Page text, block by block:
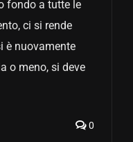
fondo a tutte le
ci si rende
è nuovamente
o meno, si deve
0